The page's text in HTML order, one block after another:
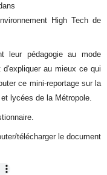
High Tech de
leur pédagogie au mode
au mieux ce qui
ce mini-reportage sur la
lycées de la Métropole.
télécharger le document